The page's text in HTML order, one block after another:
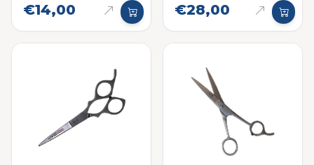
Dorado
€14,00 €28,00